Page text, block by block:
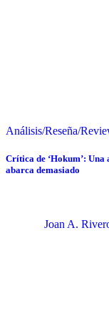
Análisis/Reseña/
Crítica de ‘Hokum’:
abarca demasiado
Joan A.